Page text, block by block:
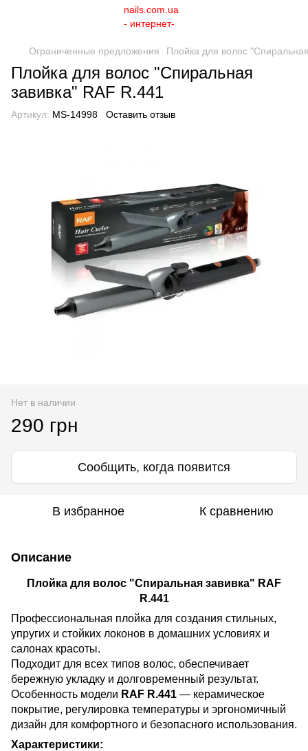
Ограниченные предложения Плойка для волос
Плойка для волос "Спиральная
завивка" RAF R.441
Артикул: MS-14998 Оставить отзыв
Нет в наличии
290 грн
Сообщить, когда появится
В избранное К сравнению
Описание
Плойка для волос "Спиральная завивка" RAF
R.441
Профессиональная плойка для создания стильных,
упругих и стойких локонов в домашних условиях и
салонах красоты.
Подходит для всех типов волос, обеспечивает
бережную укладку и долговременный результат.
Особенность модели RAF R.441 — керамическое
покрытие, регулировка температуры и эргономичный
дизайн для комфортного и безопасного использования.
Характеристики: